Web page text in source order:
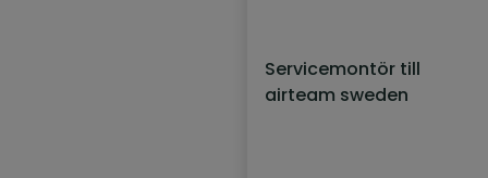
Servicemontör till
airteam sweden